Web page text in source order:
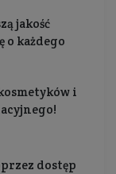
jakość
o każdego
i
dostęp